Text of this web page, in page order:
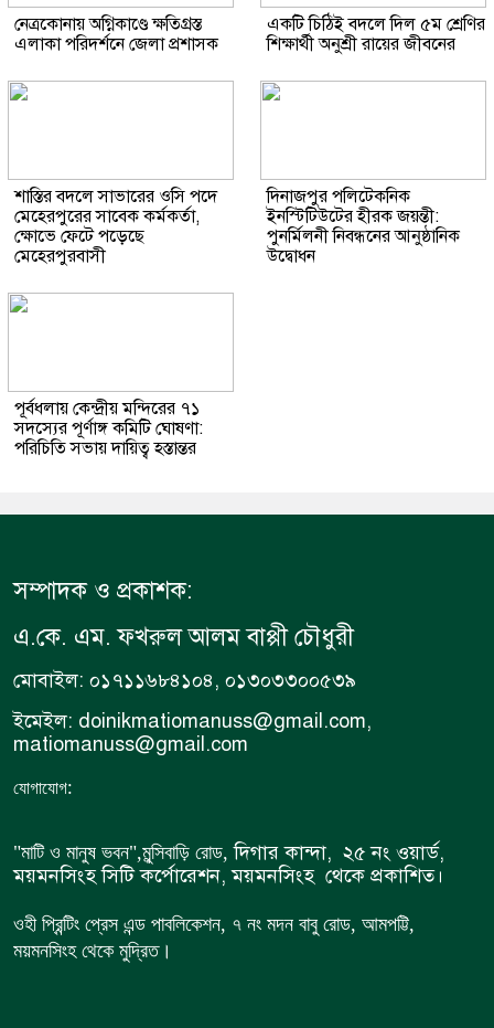
নেত্রকোনায় অগ্নিকাণ্ডে ক্ষতিগ্রস্ত
এলাকা পরিদর্শনে জেলা প্রশাসক
একটি চিঠিই বদলে দিল ৫ম শ্রেণির
শিক্ষার্থী অনুশ্রী রায়ের জীবনের
শাস্তির বদলে সাভারের ওসি পদে
মেহেরপুরের সাবেক কর্মকর্তা,
ক্ষোভে ফেটে পড়েছে
মেহেরপুরবাসী
দিনাজপুর পলিটেকনিক
ইনস্টিটিউটের হীরক জয়ন্তী:
পুনর্মিলনী নিবন্ধনের আনুষ্ঠানিক
উদ্বোধন
পূর্বধলায় কেন্দ্রীয় মন্দিরের ৭১
সদস্যের পূর্ণাঙ্গ কমিটি ঘোষণা:
পরিচিতি সভায় দায়িত্ব হস্তান্তর
সম্পাদক ও প্রকাশক:
এ.কে. এম. ফখরুল আলম বাপ্পী চৌধুরী
মোবাইল: ০১৭১১৬৮৪১০৪, ০১৩০৩৩০০৫৩৯
ইমেইল: doinikmatiomanuss@gmail.com,
matiomanuss@gmail.com
যোগাযোগ:
"মাটি ও মানুষ ভবন",মুন্সিবাড়ি রোড, দিগার কান্দা, ২৫ নং ওয়ার্ড,
ময়মনসিংহ সিটি কর্পোরেশন, ময়মনসিংহ থেকে প্রকাশিত।
ওহী প্রিন্টিং প্রেস এন্ড পাবলিকেশন, ৭ নং মদন বাবু রোড, আমপট্টি,
ময়মনসিংহ থেকে মুদ্রিত।